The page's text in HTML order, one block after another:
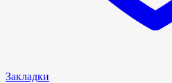
Закладки